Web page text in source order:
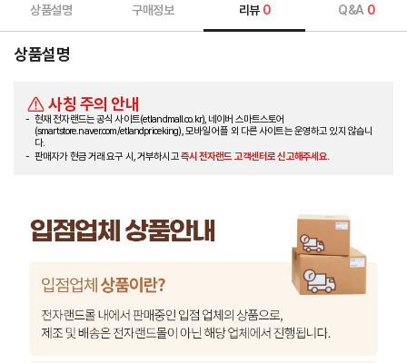
상품설명 구매정보 리뷰 0 Q&A 0
상품설명
사칭 주의 안내
현재 전자랜드는 공식 사이트(etlandmall.co.kr), 네이버 스마트스토어
(smartstore.naver.com/etlandpriceking), 모바일 어플 외 다른 사이트는 운영하고 있지 않습니
다.
판매자가 현금 거래 요구 시, 거부하시고즉시 전자랜드 고객센터로 신고해주세요.